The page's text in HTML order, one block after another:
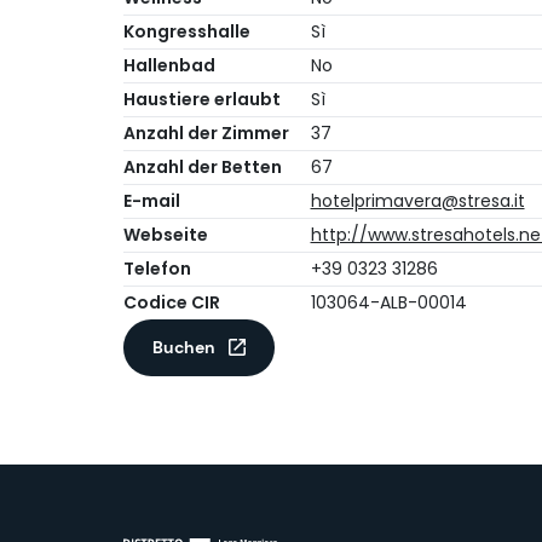
Kongresshalle
Sì
Hallenbad
No
Haustiere erlaubt
Sì
Anzahl der Zimmer
37
Anzahl der Betten
67
E-mail
hotelprimavera@stresa.it
Webseite
http://
Telefon
+39 0323 31286
Codice CIR
103064-ALB-00014
Buchen